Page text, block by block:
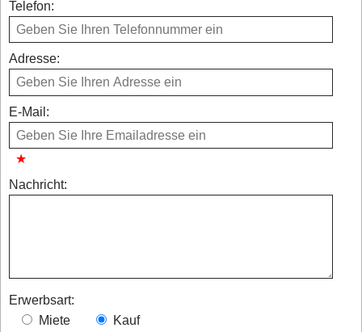
Telefon:
Adresse:
E-Mail:
Nachricht:
Erwerbsart:
Miete
Kauf